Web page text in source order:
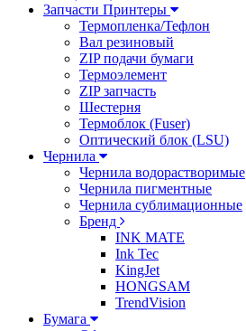
Запчасти Принтеры
Термопленка/Тефлон
Вал резиновый
ZIP подачи бумаги
Термоэлемент
ZIP запчасть
Шестерня
Термоблок (Fuser)
Оптический блок (LSU)
Чернила
Чернила водорастворимые
Чернила пигментные
Чернила сублимационные
Бренд
INK MATE
Ink Tec
KingJet
HONGSAM
TrendVision
Бумага